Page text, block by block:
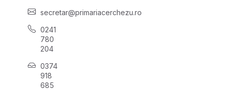
secretar@primariacerchezu.ro
0241
780
204
0374
918
685